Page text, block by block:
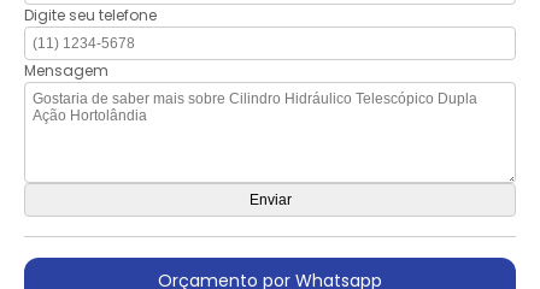
Digite seu telefone
Mensagem
Orçamento por Whatsapp